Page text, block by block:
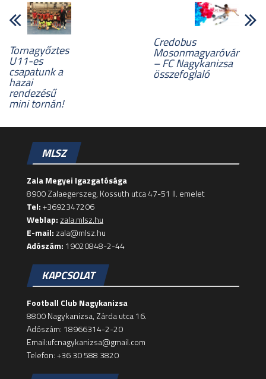
Tornagyőztes
U11-es
csapatunk a
hazai
rendezésű
mini tornán!
Credobus
Mosonmagyaróvár
– FC Nagykanizsa
összefoglaló
MLSZ
Zala Megyei Igazgatósága
8900 Zalaegerszeg, Kossuth utca 47-51 II. emelet
Tel:+3692347206
Weblap: zala.mlsz.hu
E-mail: zala@mlsz.hu
Adószám: 19020848-2-44
KAPCSOLAT
Football Club Nagykanizsa
8800 Nagykanizsa, Zárda utca 16.
Adószám: 18966314-2-20
Email:ufcnagykanizsa@gmail.com
Telefon: +36 30 588 3820